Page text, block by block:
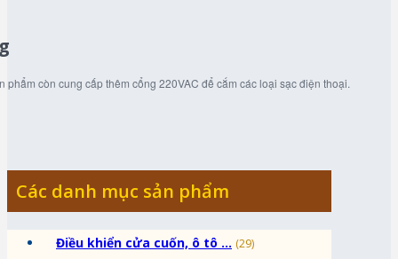
còn cung cấp thêm cổng 220VAC để cắm các loại sạc điện thoại.
Các danh mục sản phẩm
Điều khiển cửa cuốn, ô tô ... (29)